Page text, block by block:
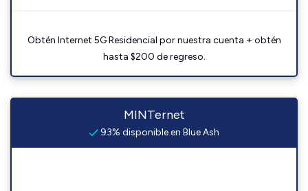
Obtén Internet 5G Residencial por nuestra cuenta + obtén
hasta $200 de regreso.
MINTernet
93% disponible en Blue Ash